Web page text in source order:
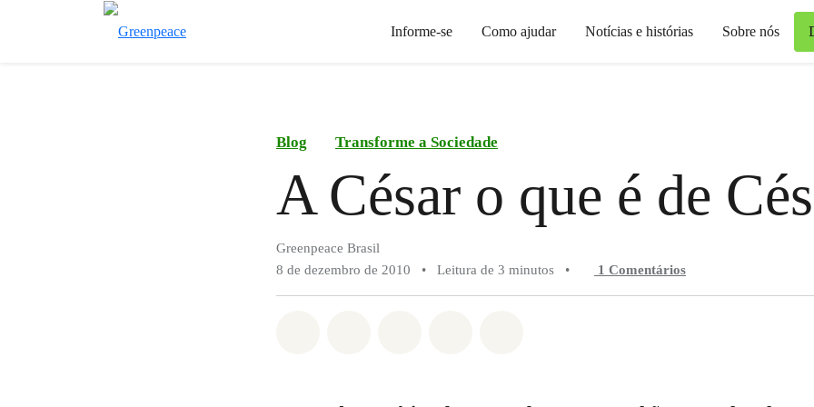
Informe-se Como ajudar Notícias e histórias Sobre nós
Blog Transforme a Sociedade
A César o que é de
Greenpeace Brasil
8 de dezembro de 2010
• Leitura de 3 minutos • 1 Comentários